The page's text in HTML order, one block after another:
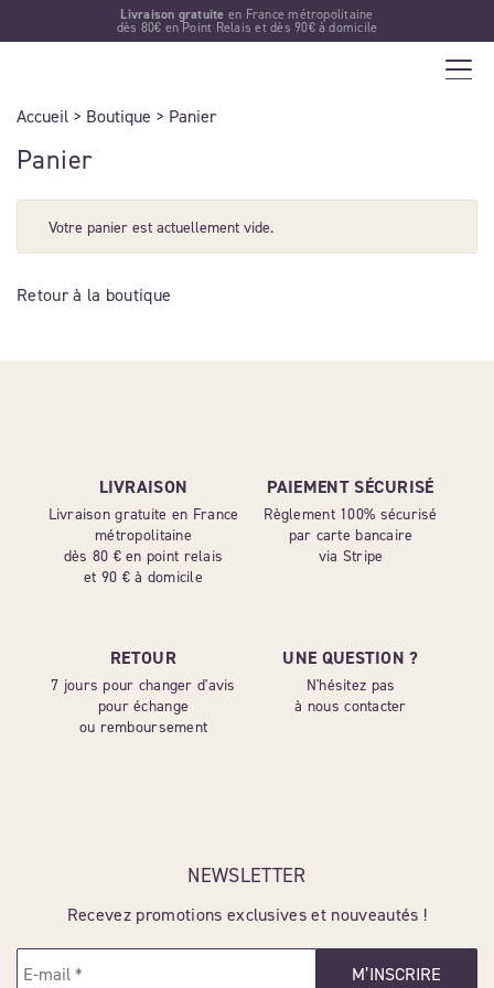
Livraison gratuite en France métropolitaine
dès 80€ en Point Relais et dès 90€ à domicile
Accueil > Boutique > Panier
Panier
Votre panier est actuellement vide.
Retour à la boutique
LIVRAISON
Livraison gratuite en France
métropolitaine
dès 80 € en point relais
et 90 € à domicile
PAIEMENT SÉCURISÉ
Règlement 100% sécurisé
par carte bancaire
via Stripe
RETOUR
7 jours pour changer d'avis
pour échange
ou remboursement
UNE QUESTION ?
N'hésitez pas
à nous contacter
NEWSLETTER
Recevez promotions exclusives et nouveautés !